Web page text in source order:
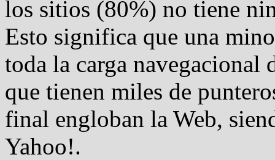
los sitios (80%) no tiene
Esto significa que una
toda la carga
que tienen miles de
final engloban la Web,
Yahoo!.